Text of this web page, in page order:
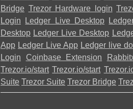
Bridge Trezor Hardware login
Login
Ledger Live Desktop
Desktop Ledger Live Desktop
App Ledger Live App Ledger live
Login
Coinbase Extension
Trezor.io/start Trezor.io/start
Suite Trezor Suite Trezor Bridge